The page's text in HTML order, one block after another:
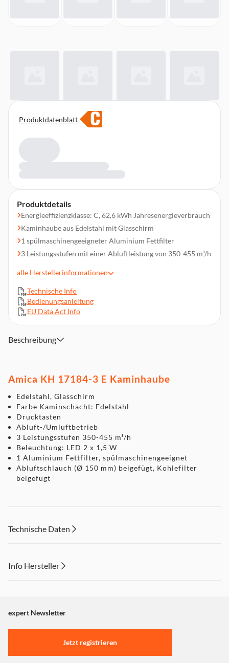
Produktdetails
Energieeffizienzklasse: C, 62,6 kWh Jahresenergieverbrauch
Kaminhaube aus Edelstahl mit Glasschirm
1 spülmaschinengeeigneter Aluminium Fettfilter
3 Leistungsstufen mit einer Abluftleistung von 350-455 m³/h
Min. 59 dB - max. 63 dB
Abluftschlauch (Ø 150 mm) beigefügt, Kohlefilter beigefügt
Abmessung (HxBxT): 56,5 - 94,5 x 60 x 50 cm
alle Herstellerinformationen
Technische Info
Bedienungsanleitung
EU Data Act Info
C
Produktdatenblatt
Beschreibung
Amica KH 17184-3 E Kaminhaube
Edelstahl, Glasschirm
Farbe Kaminschacht: Edelstahl
Drucktasten
Abluft-/Umluftbetrieb
3 Leistungsstufen 350-455 m³/h
Beleuchtung: LED 2 x 1,5 W
1 Aluminium Fettfilter, spülmaschinengeeignet
Abluftschlauch (Ø 150 mm) beigefügt, Kohlefilter
beigefügt
Technische Daten
Info Hersteller
"Marketing".
Einstellungen anpassen
expert Newsletter
Jetzt registrieren